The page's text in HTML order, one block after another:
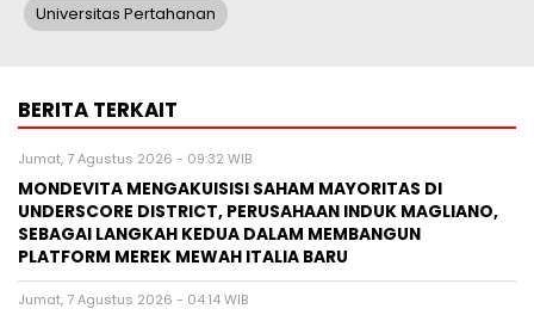
Universitas Pertahanan
BERITA TERKAIT
Jumat, 7 Agustus 2026 - 09:32 WIB
MONDEVITA MENGAKUISISI SAHAM MAYORITAS DI
UNDERSCORE DISTRICT, PERUSAHAAN INDUK MAGLIANO,
SEBAGAI LANGKAH KEDUA DALAM MEMBANGUN
PLATFORM MEREK MEWAH ITALIA BARU
Jumat, 7 Agustus 2026 - 04:14 WIB